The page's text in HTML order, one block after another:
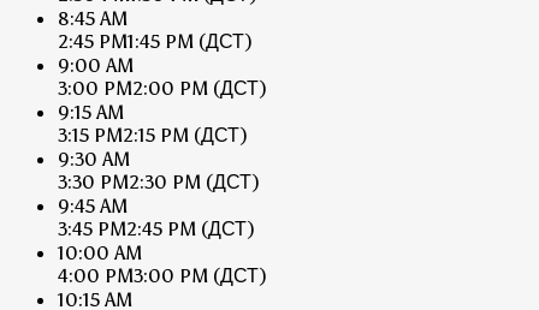
8:45 AM
2:45 PM1:45 PM (ДСТ)
9:00 AM
3:00 PM2:00 PM (ДСТ)
9:15 AM
3:15 PM2:15 PM (ДСТ)
9:30 AM
3:30 PM2:30 PM (ДСТ)
9:45 AM
3:45 PM2:45 PM (ДСТ)
10:00 AM
4:00 PM3:00 PM (ДСТ)
10:15 AM